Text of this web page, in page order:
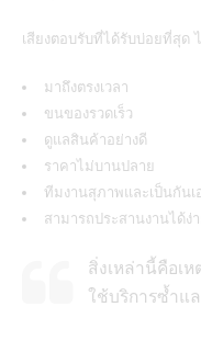
เสียงตอบรับที่ได้รับบ่อยที่สุด
มาถึงตรงเวลา
ขนของรวดเร็ว
ดูแลสินค้าอย่างดี
ราคาไม่บานปลาย
ทีมงานสุภาพและเป็นกันเ
สามารถประสานงานได้
สิ่งเหล่านี้คือเ
ใช้บริการซ้ำแ